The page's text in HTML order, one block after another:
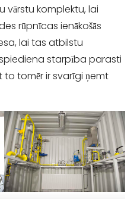
vārstu komplektu, lai
rūpnīcas ienākošās
lai tas atbilstu
starpība parasti
to tomēr ir svarīgi ņemt